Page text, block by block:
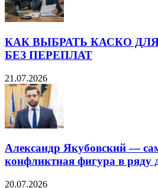
КАК ВЫБРАТЬ КАСКО
БЕЗ ПЕРЕПЛАТ
21.07.2026
Александр Якубовский —
конфликтная фигура в ряду
20.07.2026